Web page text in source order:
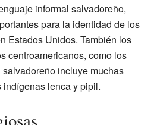
informal salvadoreño,
para la identidad de los
Estados Unidos. También los
centroamericanos, como los
incluye muchas
lenca y pipil.